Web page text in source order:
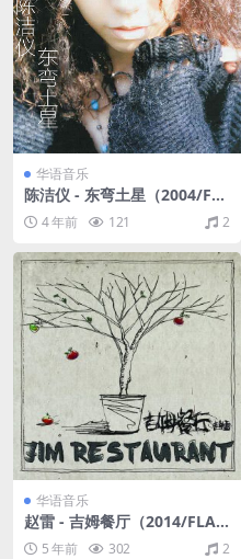
华语音乐
陈洁仪 - 东弯土星（2004/FL
AC/分轨/257M）
4 年前 121 2
华语音乐
赵雷 - 吉姆餐厅（2014/FLA
C/分轨/301M）
5 年前 302 2